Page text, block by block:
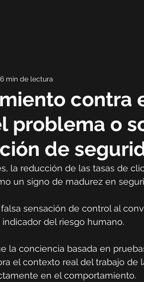
contra
problema o
de
6 min de lectura
la reducción de las tasas de
un signo de madurez en
sensación de control al
del riesgo humano.
la conciencia basada en
el contexto real del trabajo de
en el comportamiento.